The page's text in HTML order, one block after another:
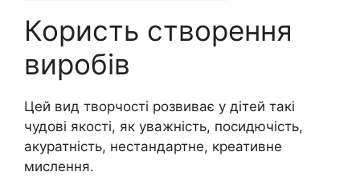
Користь створення
виробів
Цей вид творчості розвиває у дітей такі
чудові якості, як уважність, посидючість,
акуратність, нестандартне, креативне
мислення.